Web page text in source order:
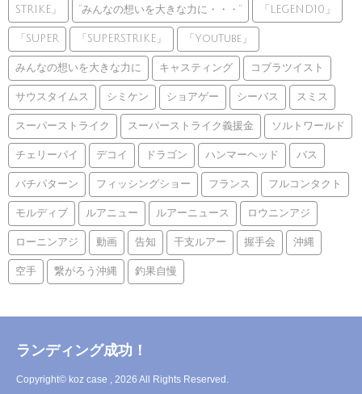
STRIKE」 ”みんなの想いを大きな力に・・・” 「LEGEND10」
「SUPER 「SUPERSTRIKE」 「YouTube」
みんなの想いを大きな力に キャスティング コブラツイスト
サウスタイムス シミケン ショアゲー シーバス スミス
スーパーストライク スーパーストライク義援金 ソルトワールド
チェリーパイ デコイ ドラゴン ハンマーヘッド バス
バチパターン フィッシングショー フランス フルコンタクト
モルディブ ルアニュー ルアーニュース ロウニンアジ
ローニンアジ 動画 告知 干支ルアー 握手会 沖縄
空手 繋がろう沖縄 釣果自慢
ランディング成功！
Copyright© koz case , 2026 All Rights Reserved.